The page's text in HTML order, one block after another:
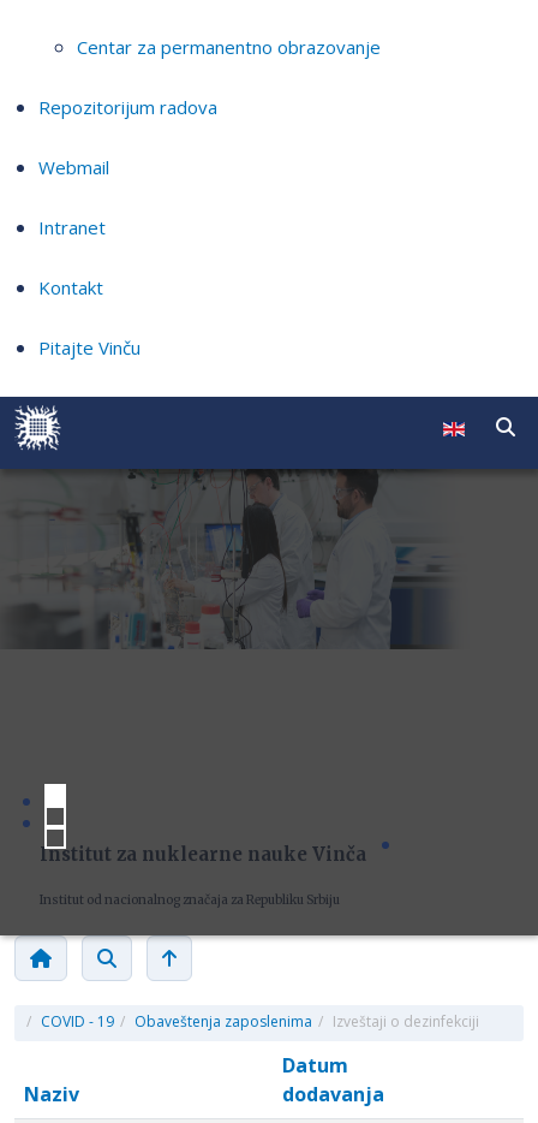
Centar za permanentno obrazovanje
Repozitorijum radova
Webmail
Intranet
Kontakt
Pitajte Vinču
Institut za nuklearne nauke Vinča
Institut od nacionalnog značaja za Republiku Srbiju
/ COVID - 19 / Obaveštenja zaposlenima / Izveštaji o dezinfekciji
Naziv
Datum
dodavanja